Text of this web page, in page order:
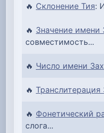
🔥 Склонение Тия:
🔥 Значение имени
совместимость...
🔥 Число имени
🔥 Транслитерация
🔥 Фонетический
слога...